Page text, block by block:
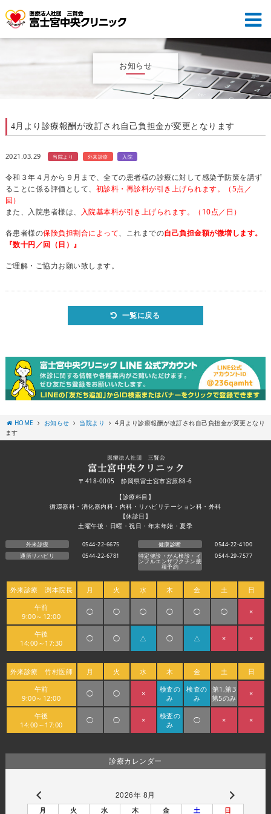
お知らせ
4月より診療報酬が改訂され自己負担金が変更となります
2021.03.29 当院より 外来診療 入院
令和３年４月から９月まで、全ての患者様の診療に対して感染予防策を講ず
ることに係る評価として、 初診料・再診料が引き上げられます。（5点／
回）
また、入院患者様は、
入院基本料が引き上げられます。（10点／日）
各患者様の保険負担割合によって、これまでの自己負担金額が微増します。
『数十円／回（日）』
ご理解・ご協力お願い致します。
一覧に戻る
HOME お知らせ 当院より
4月より診療報酬が改訂され自己負担金が変更となり
ます
〒418-0005 静岡県富士宮市宮原88-6
【診療科目】
循環器科・消化器内科・内科・リハビリテーション科・外科
【休診日】
土曜午後・日曜・祝日・年末年始・夏季
外来診療 0544-22-6675 健康診断
0544-22-4100
通所リハビリ
0544-22-6781 特定健診・がん検診・イ
ンフルエンザワクチン接
種予約
0544-29-7577
外来診療 渕本院長 月 火 水 木 金 土
日
午前
9:00～12:00
◯ ◯ ◯ ◯ ◯ ◯ ×
午後
14:00～17:30
◯ ◯ △ ◯ △ × ×
外来診療 竹村医師 月 火 水 木 金 土
日
午前
9:00～12:00
◯ ◯ ×
検査の
み
検査の
み
第1,第3
第5のみ
×
午後
14:00～17:00
◯ ◯ ×
検査の
み
◯ × ×
診療カレンダー
2026年 8月
月 火 水 木 金 土 日